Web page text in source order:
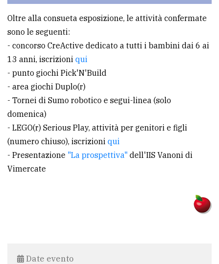
Oltre alla consueta esposizione, le attività confermate
sono le seguenti:
- concorso CreActive dedicato a tutti i bambini dai 6 ai
13 anni, iscrizioni qui
- punto giochi Pick'N'Build
- area giochi Duplo(r)
- Tornei di Sumo robotico e segui-linea (solo
domenica)
- LEGO(r) Serious Play, attività per genitori e figli
(numero chiuso), iscrizioni qui
- Presentazione "La prospettiva" dell'IIS Vanoni di
Vimercate
Date evento